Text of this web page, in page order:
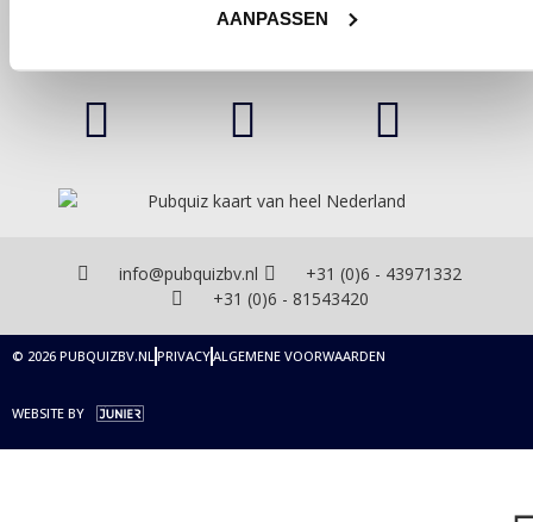
AANPASSEN
info@pubquizbv.nl
+31 (0)6 - 43971332
+31 (0)6 - 81543420
© 2026 PUBQUIZBV.NLPRIVACYALGEMENE VOORWAARDEN
WEBSITE BY